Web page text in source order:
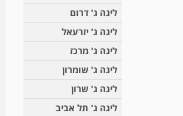
ליגה ג' דרום
ליגה ג' יזרעאל
ליגה ג' מרכז
ליגה ג' שומרון
ליגה ג' שרון
ליגה ג' תל אביב